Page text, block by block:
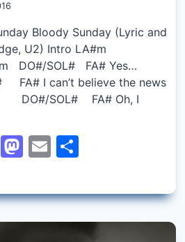
Bloody Sunday (Lyric and
U2) Intro LA#m
DO#/SOL# FA# Yes…
I can’t believe the news
SOL# FA# Oh, I
WhatsApp
Mastodon
Email